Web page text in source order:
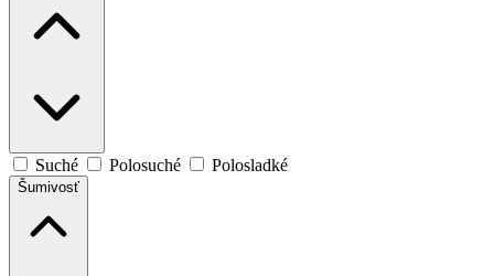
Suché Polosuché Polosladké
Šumivosť